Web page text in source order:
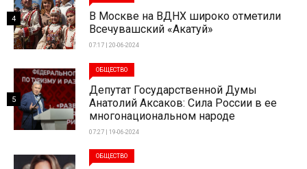
В Москве на ВДНХ широко отметили
Всечувашский «Акатуй»
07:17 | 20-06-2024
4
ОБЩЕСТВО
Депутат Государственной Думы
Анатолий Аксаков: Сила России в ее
многонациональном народе
07:27 | 19-06-2024
5
ОБЩЕСТВО